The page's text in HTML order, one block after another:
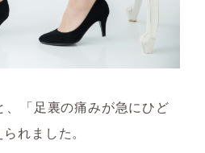
「足裏の痛みが急にひど
れました。